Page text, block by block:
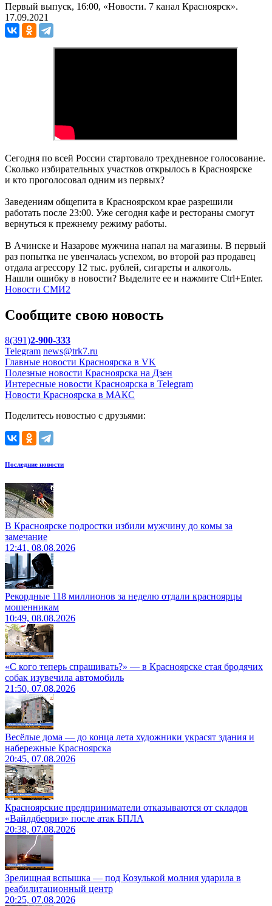
Первый выпуск, 16:00, «Новости. 7 канал Красноярск».
17.09.2021
Сегодня по всей России стартовало трехдневное голосование.
Сколько избирательных участков открылось в Красноярске
и кто проголосовал одним из первых?
Заведениям общепита в Красноярском крае разрешили
работать после 23:00. Уже сегодня кафе и рестораны смогут
вернуться к прежнему режиму работы.
В Ачинске и Назарове мужчина напал на магазины. В первый
раз попытка не увенчалась успехом, во второй раз продавец
отдала агрессору 12 тыс. рублей, сигареты и алкоголь.
Нашли ошибку в новости? Выделите ее и нажмите Ctrl+Enter.
Новости СМИ2
Сообщите свою новость
8(391)2-900-333
Telegram news@trk7.ru
Главные новости Красноярска в VK
Полезные новости Красноярска на Дзен
Интересные новости Красноярска в Telegram
Новости Красноярска в МАКС
Поделитесь новостью с друзьями:
Последние новости
В Красноярске подростки избили мужчину до комы за
замечание
12:41, 08.08.2026
Рекордные 118 миллионов за неделю отдали красноярцы
мошенникам
10:49, 08.08.2026
«С кого теперь спрашивать?» — в Красноярске стая бродячих
собак изувечила автомобиль
21:50, 07.08.2026
Весёлые дома — до конца лета художники украсят здания и
набережные Красноярска
20:45, 07.08.2026
Красноярские предприниматели отказываются от складов
«Вайлдберриз» после атак БПЛА
20:38, 07.08.2026
Зрелищная вспышка — под Козулькой молния ударила в
реабилитационный центр
20:25, 07.08.2026